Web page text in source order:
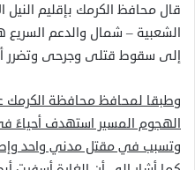
قال محافظ الكرمك بإقليم النيل
الشعبية – شمال والدعم السريع
إلى سقوط قتلى وجرحى وتضرر
وطبقا لمحافظ محافظة
الهجوم المسير استهدف أحياءً
وتسبب في مقتل مدني واحد